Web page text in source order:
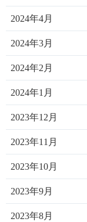
2024年4月
2024年3月
2024年2月
2024年1月
2023年12月
2023年11月
2023年10月
2023年9月
2023年8月